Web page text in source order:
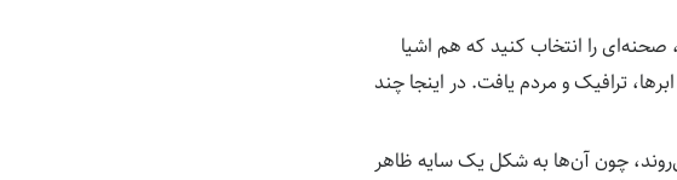
را انتخاب کنید که هم اشیا
ترافیک و مردم یافت. در اینجا چند
می‌روند، چون آن‌ها به شکل یک سایه ظاهر